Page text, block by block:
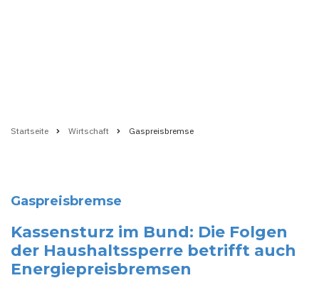
Pfadnavigation
Startseite Wirtschaft Gaspreisbremse
Gaspreisbremse
Kassensturz im Bund: Die Folgen
der Haushaltssperre betrifft auch
Energiepreisbremsen